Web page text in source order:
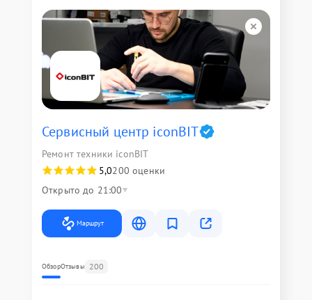
Сервисный центр iconBIT
Ремонт техники iconBIT
5,0200 оценки
Открыто до 21:00
Маршрут
ОбзорОтзывы 200